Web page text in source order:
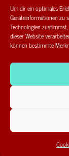
Um dir ein optimales
Geräteinformationen zu
Technologien
dieser Website
können bestimmte